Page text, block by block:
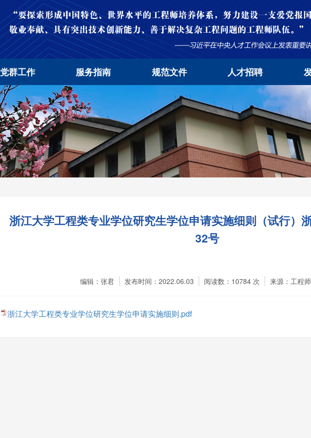
党群工作 服务指南 规范文件 人才招聘
浙江大学工程类专业学位研究生学位申请实施细则（试行）
32号
编辑：张君 发布时间：2022.06.03 阅读数： 10784 次 来源：工程
浙江大学工程类专业学位研究生学位申请实施细则.pdf